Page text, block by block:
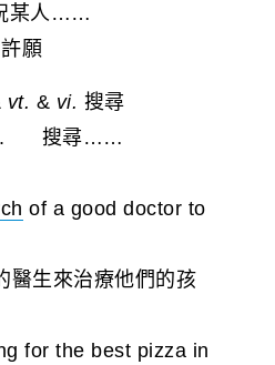
某人……
許願
vt. & vi. 搜尋
搜尋……
of a good doctor to
醫生來治療他們的孩
for the best pizza in